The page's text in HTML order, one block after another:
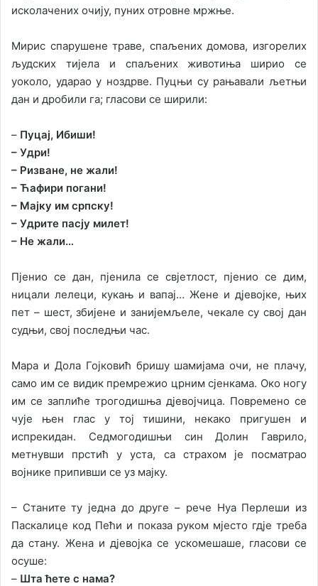
исколачених очију, пуних отровне мржње.
Мирис спарушене траве, спаљених домова, изгорелих
људских тијела и спаљених животиња ширио се
уоколо, ударао у ноздрве. Пуцњи су рањавали љетњи
дан и дробили га; гласови се ширили:
– Пуцај, Ибиши!
– Удри!
– Ризване, не жали!
– Ћафири погани!
– Мајку им српску!
– Удрите пасју милет!
– Не жали…
Пјенио се дан, пјенила се свјетлост, пјенио се дим,
ницали лелеци, кукањ и вапај… Жене и дјевојке, њих
пет – шест, збијене и занијемљеле, чекале су свој дан
судњи, свој последњи час.
Мара и Дола Гојковић бришу шамијама очи, не плачу,
само им се видик премрежио црним сјенкама. Око ногу
им се заплиће трогодишња дјевојчица. Повремено се
чује њен глас у тој тишини, некако пригушен и
испрекидан. Седмогодишњи син Долин Гаврило,
метнувши прстић у уста, са страхом је посматрао
војнике припивши се уз мајку.
– Станите ту једна до друге – рече Нуа Перлеши из
Паскалице код Пећи и показа руком мјесто гдје треба
да стану. Жена и дјевојка се ускомешаше, гласови се
осуше:
– Шта ћете с нама?